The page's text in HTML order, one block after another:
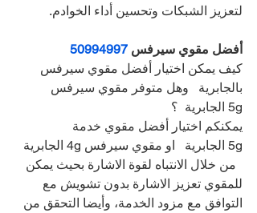
لتعزيز الشبكات وتحسين أداء الخوادم.
أفضل مقوي سيرفس 50994997
كيف يمكن اختيار أفضل مقوي سيرفس
بالجابرية   وهل متوفر مقوي سيرفس
5g الجابرية  ؟
يمكنكم اختيار أفضل مقوي خدمة
5g الجابرية   او مقوي سيرفس 4g الجابرية
من خلال الانتباه لقوة الاشارة بحيث يمكن
للمقوي تعزيز الاشارة بدون تشويش مع
التوافق مع مزود الخدمة، وأيضا التحقق من